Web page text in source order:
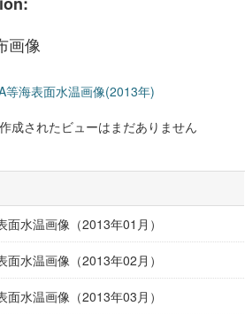
画像
等海表面水温画像(2013年)
成されたビューはまだありません
水温画像（2013年01月）
水温画像（2013年02月）
水温画像（2013年03月）